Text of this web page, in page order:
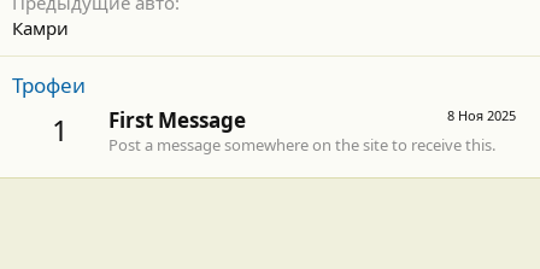
Камри
Трофеи
1 8 Ноя 2025
First Message
Post a message somewhere on the site to receive this.